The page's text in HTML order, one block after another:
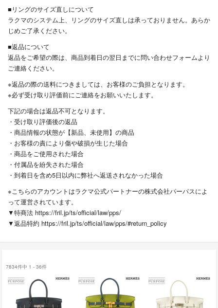
■リングのサイズ直しについて
ラクマのシステム上、リングのサイズ直しは承っておりません。あらか
じめご了承ください。
■返品について
返品をご希望の際は、商品到着日の翌日までに問い合わせフォームより
ご連絡ください。
※返品の際の送料につきましては、お客様のご負担となります。
※必ず受け取り評価前にご連絡をお願いいたします。
下記の場合は返品不可となります。
・受け取り評価後の返品
・商品情報の状態が【新品、未使用】の商品
・お客様の責により傷や破損が生じた場合
・商品をご使用された場合
・付属品を紛失された場合
・到着日を含め5日以内に弊社へ返送されなかった場合
※こちらのアカウントはラクマ公式パートナーの株式会社パーパスによ
って運営されています。
▼特商法 https://fril.jp/ts/official/law/pps/
▼返品特約 https://fril.jp/ts/official/law/pps/#return_policy
7834件中 1 - 36件